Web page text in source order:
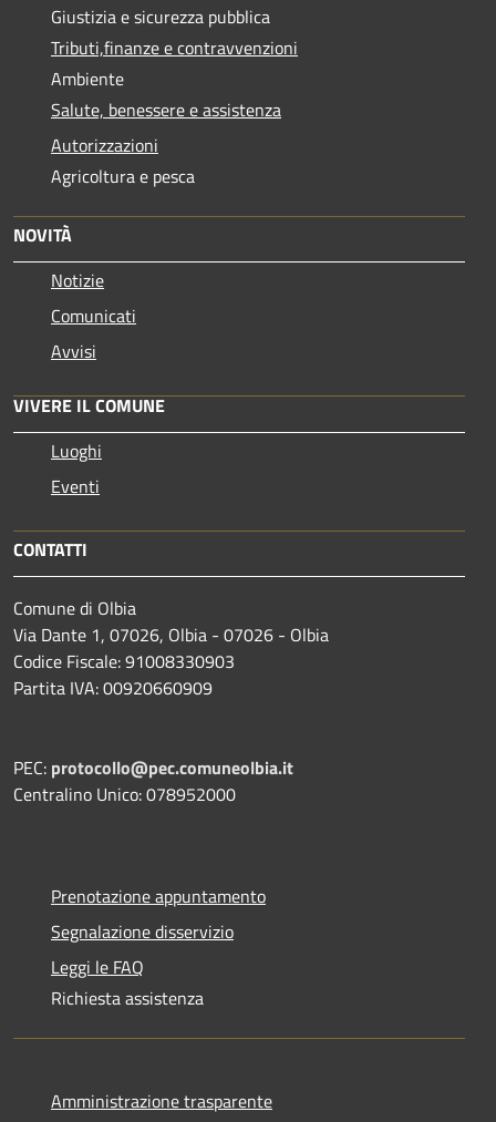
Giustizia e sicurezza pubblica
Tributi,finanze e contravvenzioni
Ambiente
Salute, benessere e assistenza
Autorizzazioni
Agricoltura e pesca
NOVITÀ
Notizie
Comunicati
Avvisi
VIVERE IL COMUNE
Luoghi
Eventi
CONTATTI
Comune di Olbia
Via Dante 1, 07026, Olbia - 07026 - Olbia
Codice Fiscale: 91008330903
Partita IVA: 00920660909
PEC: protocollo@pec.comuneolbia.it
Centralino Unico: 078952000
Prenotazione appuntamento
Segnalazione disservizio
Leggi le FAQ
Richiesta assistenza
Amministrazione trasparente